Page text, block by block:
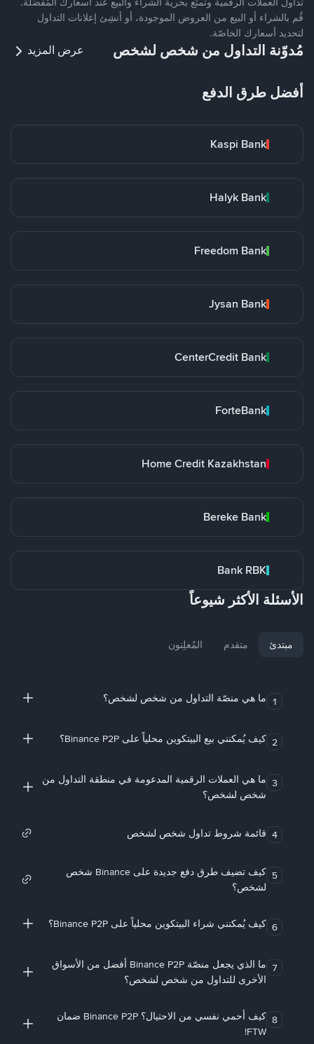
قُم بالشراء أو البيع من العروض الموجودة، أو أنشِئ إعلانات التداول
لتحديد أسعارك الخاصّة.
مُدوّنة التداول من شخص لشخص عرض المزيد
أفضل طرق الدفع
Kaspi Bank
Halyk Bank
Freedom Bank
Jysan Bank
CenterCredit Bank
ForteBank
Home Credit Kazakhstan
Bereke Bank
Bank RBK
الأسئلة الأكثر شيوعاً
مبتدئ متقدم المُعلِنون
1 ما هي منصّة التداول من شخص لشخص؟
2 كيف يُمكنني بيع البيتكوين محلياً على Binance P2P؟
3 ما هي العملات الرقمية المدعومة في منطقة التداول من
شخص لشخص؟
4 قائمة شروط تداول شخص لشخص
5
كيف تضيف طرق دفع جديدة على Binance شخص
لشخص؟
6 كيف يُمكنني شراء البيتكوين محلياً على Binance P2P؟
7
ما الذي يجعل منصّة Binance P2P أفضل من الأسواق
الأخرى للتداول من شخص لشخص؟
8
كيف أحمي نفسي من الاحتيال؟ Binance P2P ضمان
FTW!